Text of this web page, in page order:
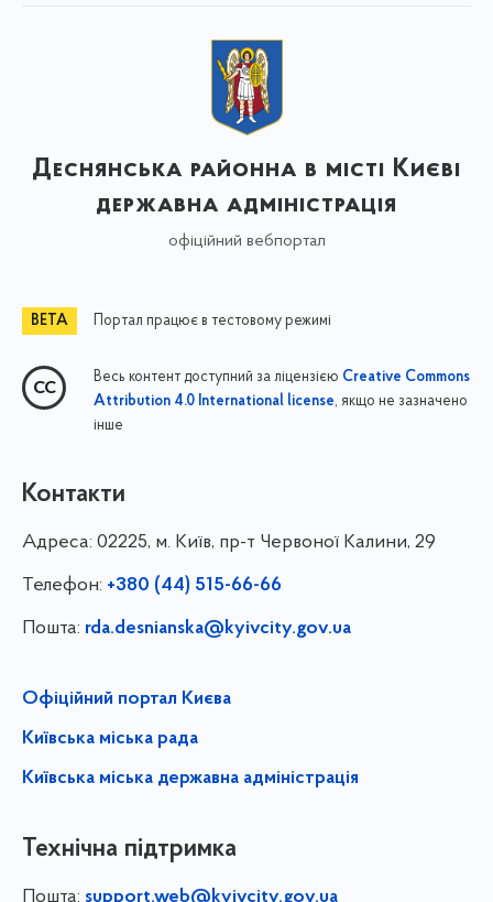
Деснянська районна в місті Києві
державна адміністрація
офіційний вебпортал
Портал працює в тестовому режимі
Весь контент доступний за ліцензією Creative Commons
Attribution 4.0 International license, якщо не зазначено
інше
Контакти
Адреса: 02225, м. Київ, пр-т Червоної Калини, 29
Телефон: +380 (44) 515-66-66
Пошта: rda.desnianska@kyivcity.gov.ua
Офіційний портал Києва
Київська міська рада
Київська міська державна адміністрація
Технічна підтримка
Пошта: support.web@kyivcity.gov.ua